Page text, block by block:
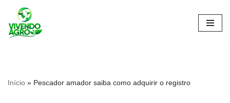
Pular
para
Início » Pescador amador saiba como adquirir o registro